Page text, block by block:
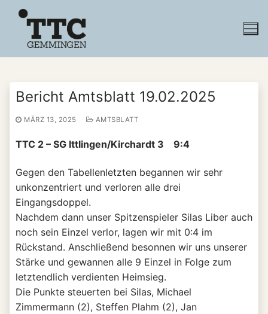
Inhalt
springen
Bericht Amtsblatt 19.02.2025
MÄRZ 13, 2025 AMTSBLATT
TTC 2 – SG Ittlingen/Kirchardt 3 9:4
Gegen den Tabellenletzten begannen wir sehr
unkonzentriert und verloren alle drei
Eingangsdoppel.
Nachdem dann unser Spitzenspieler Silas Liber auch
noch sein Einzel verlor, lagen wir mit 0:4 im
Rückstand. Anschließend besonnen wir uns unserer
Stärke und gewannen alle 9 Einzel in Folge zum
letztendlich verdienten Heimsieg.
Die Punkte steuerten bei Silas, Michael
Zimmermann (2), Steffen Plahm (2), Jan